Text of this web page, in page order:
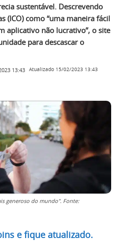
sustentável. Descrevendo
(ICO) como “uma maneira fácil
aplicativo não lucrativo”, o site
para descascar o
13:43 Atualizado 15/02/2023 13:43
generoso do mundo". Fonte:
e fique atualizado.